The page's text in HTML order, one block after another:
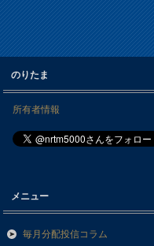
のりたま
所有者情報
メニュー
毎月分配投信コラム